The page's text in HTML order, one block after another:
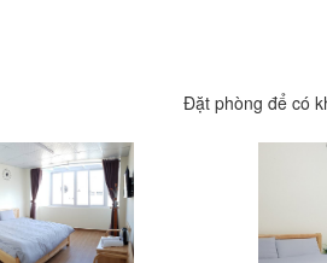
Đặt phòng để có